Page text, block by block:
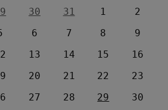
30 31 1
2
6 7 8
9
13 14 15
16
20 21 22
23
27 28 29
30